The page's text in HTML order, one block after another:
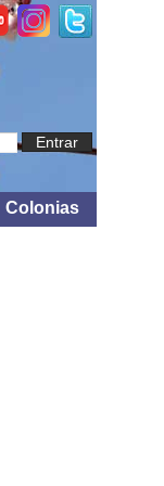
Entrar
Colonias